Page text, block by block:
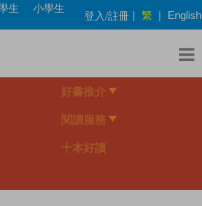
生
小學生
登入/註冊 | 繁 | English
好書推介
閱讀服務
十本好讀